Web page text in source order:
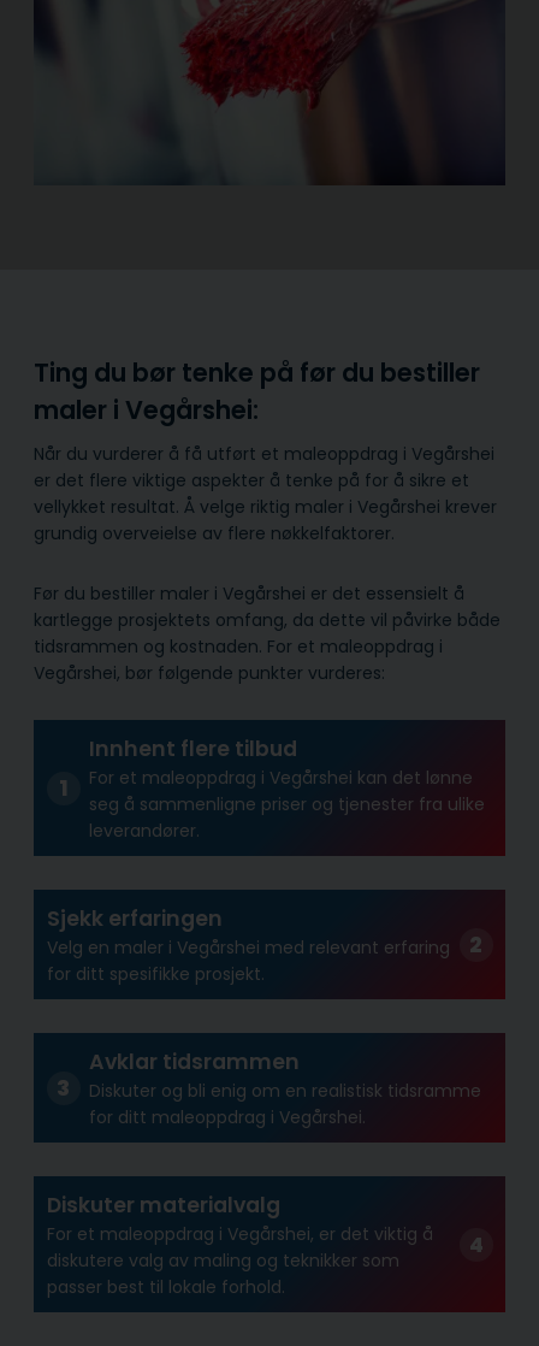
Ting du bør tenke på før du bestiller
maler i Vegårshei:
Når du vurderer å få utført et maleoppdrag i Vegårshei
er det flere viktige aspekter å tenke på for å sikre et
vellykket resultat. Å velge riktig maler i Vegårshei krever
grundig overveielse av flere nøkkelfaktorer.
Før du bestiller maler i Vegårshei er det essensielt å
kartlegge prosjektets omfang, da dette vil påvirke både
tidsrammen og kostnaden. For et maleoppdrag i
Vegårshei, bør følgende punkter vurderes:
Innhent flere tilbud
For et maleoppdrag i Vegårshei kan det lønne
seg å sammenligne priser og tjenester fra ulike
leverandører.
Sjekk erfaringen
Velg en maler i Vegårshei med relevant erfaring
for ditt spesifikke prosjekt.
Avklar tidsrammen
Diskuter og bli enig om en realistisk tidsramme
for ditt maleoppdrag i Vegårshei.
Diskuter materialvalg
For et maleoppdrag i Vegårshei, er det viktig å
diskutere valg av maling og teknikker som
passer best til lokale forhold.